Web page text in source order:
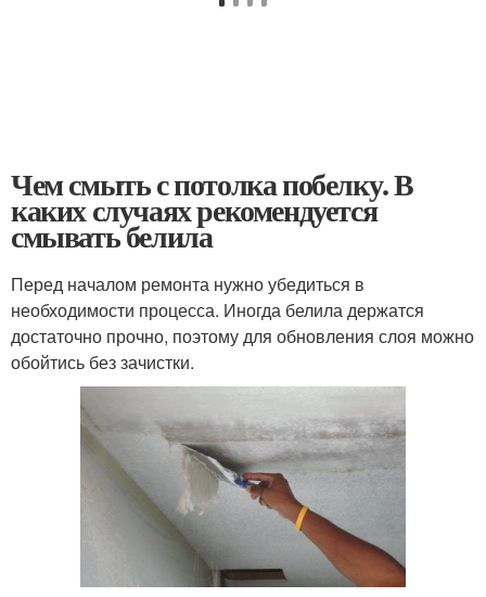
Чем смыть с потолка побелку. В
каких случаях рекомендуется
смывать белила
Перед началом ремонта нужно убедиться в
необходимости процесса. Иногда белила держатся
достаточно прочно, поэтому для обновления слоя можно
обойтись без зачистки.